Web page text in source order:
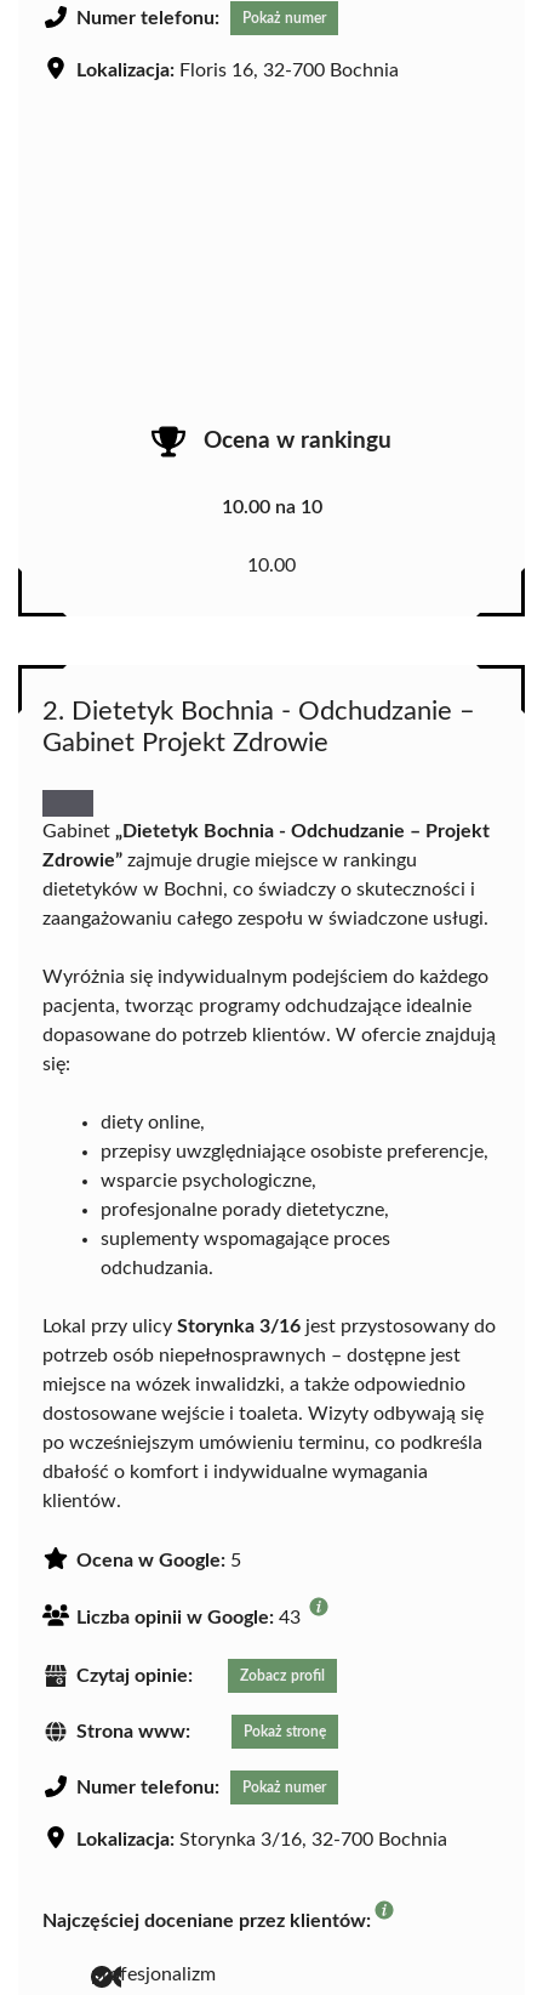
Numer telefonu: Pokaż numer
Lokalizacja: Floris 16, 32-700 Bochnia
Ocena w rankingu
10.00 na 10
10.00
2. Dietetyk Bochnia - Odchudzanie –
Gabinet Projekt Zdrowie
Gabinet „Dietetyk Bochnia - Odchudzanie – Projekt
Zdrowie” zajmuje drugie miejsce w rankingu
dietetyków w Bochni, co świadczy o skuteczności i
zaangażowaniu całego zespołu w świadczone usługi.
Wyróżnia się indywidualnym podejściem do każdego
pacjenta, tworząc programy odchudzające idealnie
dopasowane do potrzeb klientów. W ofercie znajdują
się:
diety online,
przepisy uwzględniające osobiste preferencje,
wsparcie psychologiczne,
profesjonalne porady dietetyczne,
suplementy wspomagające proces
odchudzania.
Lokal przy ulicy Storynka 3/16 jest przystosowany do
potrzeb osób niepełnosprawnych – dostępne jest
miejsce na wózek inwalidzki, a także odpowiednio
dostosowane wejście i toaleta. Wizyty odbywają się
po wcześniejszym umówieniu terminu, co podkreśla
dbałość o komfort i indywidualne wymagania
klientów.
Ocena w Google: 5
Liczba opinii w Google: 43
Czytaj opinie: Zobacz profil
Strona www: Pokaż stronę
Numer telefonu: Pokaż numer
Lokalizacja: Storynka 3/16, 32-700 Bochnia
Najczęściej doceniane przez klientów:
profesjonalizm